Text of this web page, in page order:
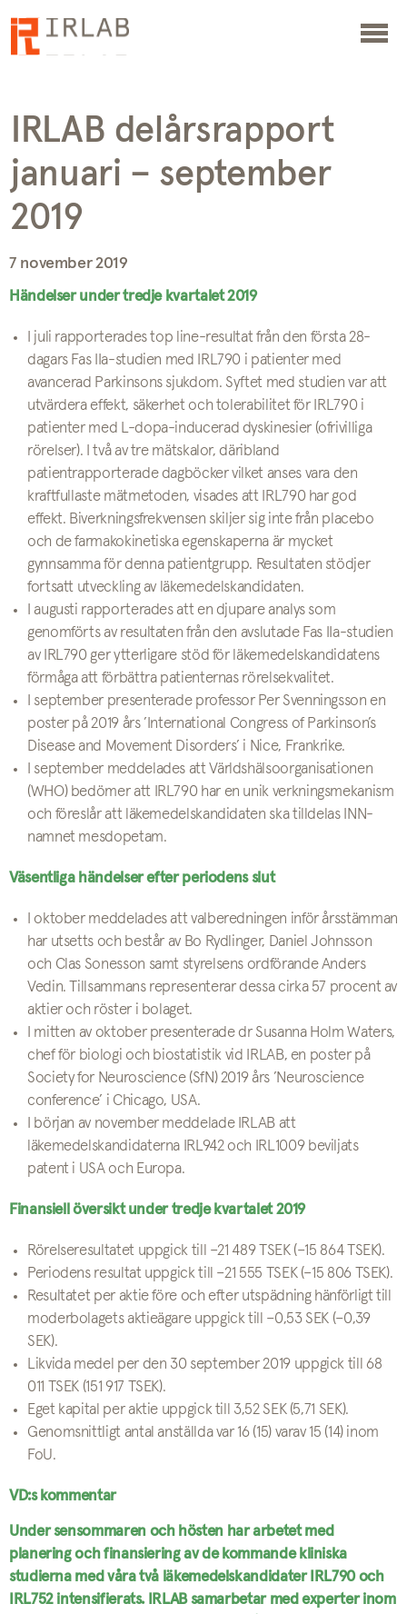
IRLAB delårsrapport
januari – september
2019
7 november 2019
Händelser under tredje kvartalet 2019
I juli rapporterades top line-resultat från den första 28-
dagars Fas IIa-studien med IRL790 i patienter med
avancerad Parkinsons sjukdom. Syftet med studien var att
utvärdera effekt, säkerhet och tolerabilitet för IRL790 i
patienter med L-dopa-inducerad dyskinesier (ofrivilliga
rörelser). I två av tre mätskalor, däribland
patientrapporterade dagböcker vilket anses vara den
kraftfullaste mätmetoden, visades att IRL790 har god
effekt. Biverkningsfrekvensen skiljer sig inte från placebo
och de farmakokinetiska egenskaperna är mycket
gynnsamma för denna patientgrupp. Resultaten stödjer
fortsatt utveckling av läkemedelskandidaten.
I augusti rapporterades att en djupare analys som
genomförts av resultaten från den avslutade Fas IIa-studien
av IRL790 ger ytterligare stöd för läkemedelskandidatens
förmåga att förbättra patienternas rörelsekvalitet.
I september presenterade professor Per Svenningsson en
poster på 2019 års ’International Congress of Parkinson’s
Disease and Movement Disorders’ i Nice, Frankrike.
I september meddelades att Världshälsoorganisationen
(WHO) bedömer att IRL790 har en unik verkningsmekanism
och föreslår att läkemedelskandidaten ska tilldelas INN-
namnet mesdopetam.
Väsentliga händelser efter periodens slut
I oktober meddelades att valberedningen inför årsstämman
har utsetts och består av Bo Rydlinger, Daniel Johnsson
och Clas Sonesson samt styrelsens ordförande Anders
Vedin. Tillsammans representerar dessa cirka 57 procent av
aktier och röster i bolaget.
I mitten av oktober presenterade dr Susanna Holm Waters,
chef för biologi och biostatistik vid IRLAB, en poster på
Society for Neuroscience (SfN) 2019 års ’Neuroscience
conference’ i Chicago, USA.
I början av november meddelade IRLAB att
läkemedelskandidaterna IRL942 och IRL1009 beviljats
patent i USA och Europa.
Finansiell översikt under tredje kvartalet 2019
Rörelseresultatet uppgick till –21 489 TSEK (–15 864 TSEK).
Periodens resultat uppgick till –21 555 TSEK (–15 806 TSEK).
Resultatet per aktie före och efter utspädning hänförligt till
moderbolagets aktieägare uppgick till –0,53 SEK (–0,39
SEK).
Likvida medel per den 30 september 2019 uppgick till 68
011 TSEK (151 917 TSEK).
Eget kapital per aktie uppgick till 3,52 SEK (5,71 SEK).
Genomsnittligt antal anställda var 16 (15) varav 15 (14) inom
FoU.
VD:s kommentar
Under sensommaren och hösten har arbetet med
planering och finansiering av de kommande kliniska
studierna med våra två läkemedelskandidater IRL790 och
IRL752 intensifierats. IRLAB samarbetar med experter inom